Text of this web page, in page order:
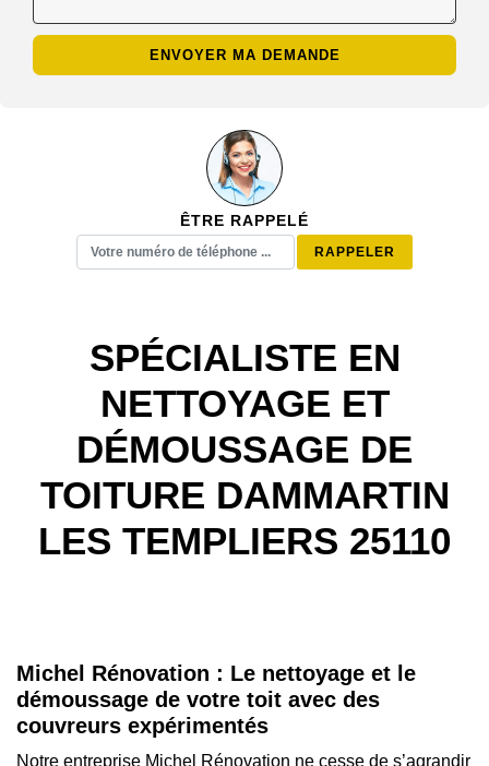
ÊTRE RAPPELÉ
SPÉCIALISTE EN
NETTOYAGE ET
DÉMOUSSAGE DE
TOITURE DAMMARTIN
LES TEMPLIERS 25110
Michel Rénovation : Le nettoyage et le
démoussage de votre toit avec des
couvreurs expérimentés
Notre entreprise Michel Rénovation ne cesse de s’agrandir